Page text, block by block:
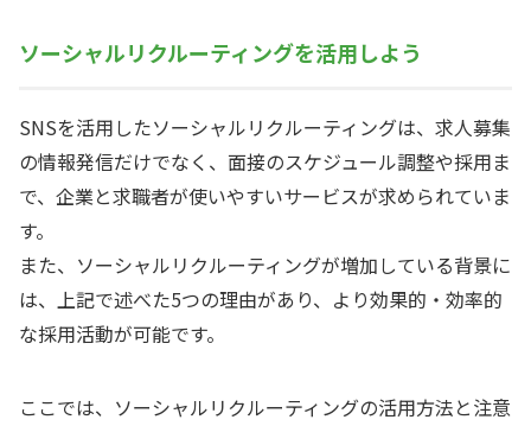
ソーシャルリクルーティングを活用しよう
SNSを活用したソーシャルリクルーティングは、求人募集
の情報発信だけでなく、面接のスケジュール調整や採用ま
で、企業と求職者が使いやすいサービスが求められていま
す。
また、ソーシャルリクルーティングが増加している背景に
は、上記で述べた5つの理由があり、より効果的・効率的
な採用活動が可能です。
ここでは、ソーシャルリクルーティングの活用方法と注意